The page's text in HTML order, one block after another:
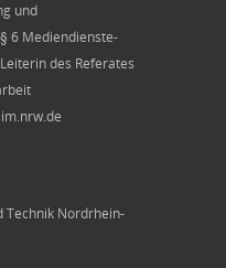
und
6 Mediendienste-
des Referates
Technik Nordrhein-